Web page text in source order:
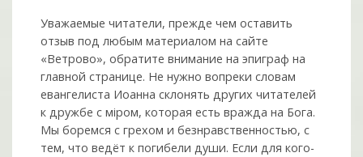
Уважаемые читатели, прежде чем оставить
отзыв под любым материалом на сайте
«Ветрово», обратите внимание на эпиграф на
главной странице. Не нужно вопреки словам
евангелиста Иоанна склонять других читателей
к дружбе с мiром, которая есть вражда на Бога.
Мы боремся с грехом и без­нрав­ствен­ностью, с
тем, что ведёт к погибели души. Если для кого-